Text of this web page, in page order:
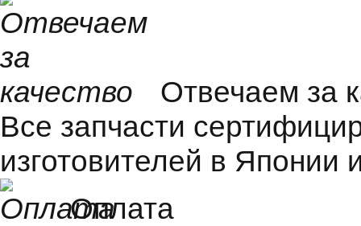
Отвечаем за
Все запчасти
изготовителей в Японии
Оплата